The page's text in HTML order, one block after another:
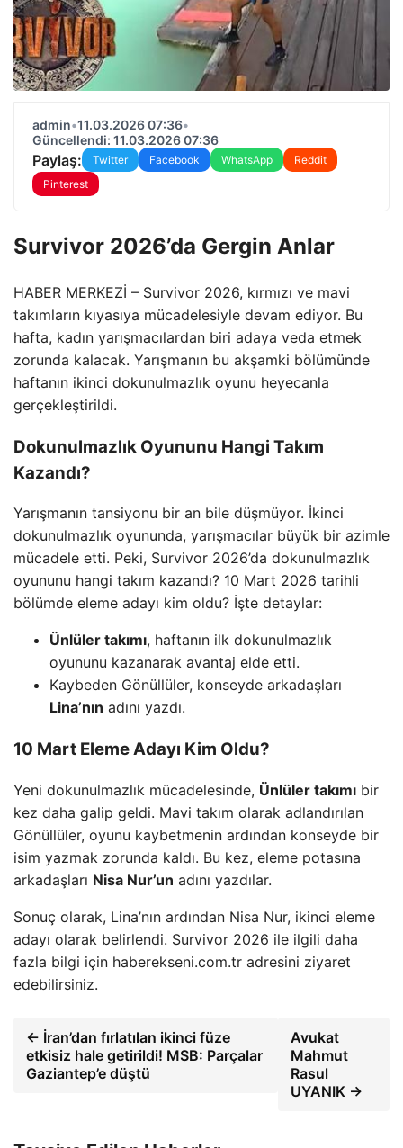
admin•11.03.2026 07:36•
Güncellendi: 11.03.2026 07:36
Paylaş: Twitter Facebook WhatsApp
Reddit
Pinterest
Survivor 2026’da Gergin Anlar
HABER MERKEZİ – Survivor 2026, kırmızı ve mavi
takımların kıyasıya mücadelesiyle devam ediyor. Bu
hafta, kadın yarışmacılardan biri adaya veda etmek
zorunda kalacak. Yarışmanın bu akşamki bölümünde
haftanın ikinci dokunulmazlık oyunu heyecanla
gerçekleştirildi.
Dokunulmazlık Oyununu Hangi Takım
Kazandı?
Yarışmanın tansiyonu bir an bile düşmüyor. İkinci
dokunulmazlık oyununda, yarışmacılar büyük bir azimle
mücadele etti. Peki, Survivor 2026’da dokunulmazlık
oyununu hangi takım kazandı? 10 Mart 2026 tarihli
bölümde eleme adayı kim oldu? İşte detaylar:
Ünlüler takımı, haftanın ilk dokunulmazlık
oyununu kazanarak avantaj elde etti.
Kaybeden Gönüllüler, konseyde arkadaşları
Lina’nın adını yazdı.
10 Mart Eleme Adayı Kim Oldu?
Yeni dokunulmazlık mücadelesinde, Ünlüler takımı bir
kez daha galip geldi. Mavi takım olarak adlandırılan
Gönüllüler, oyunu kaybetmenin ardından konseyde bir
isim yazmak zorunda kaldı. Bu kez, eleme potasına
arkadaşları Nisa Nur’un adını yazdılar.
Sonuç olarak, Lina’nın ardından Nisa Nur, ikinci eleme
adayı olarak belirlendi. Survivor 2026 ile ilgili daha
fazla bilgi için haberekseni.com.tr adresini ziyaret
edebilirsiniz.
← İran’dan fırlatılan ikinci füze
etkisiz hale getirildi! MSB: Parçalar
Gaziantep’e düştü
Avukat
Mahmut
Rasul
UYANIK →